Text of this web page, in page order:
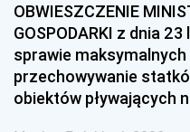
OBWIESZCZENIE
GOSPODARKI z dnia
sprawie
przechowywanie
obiektów pływających